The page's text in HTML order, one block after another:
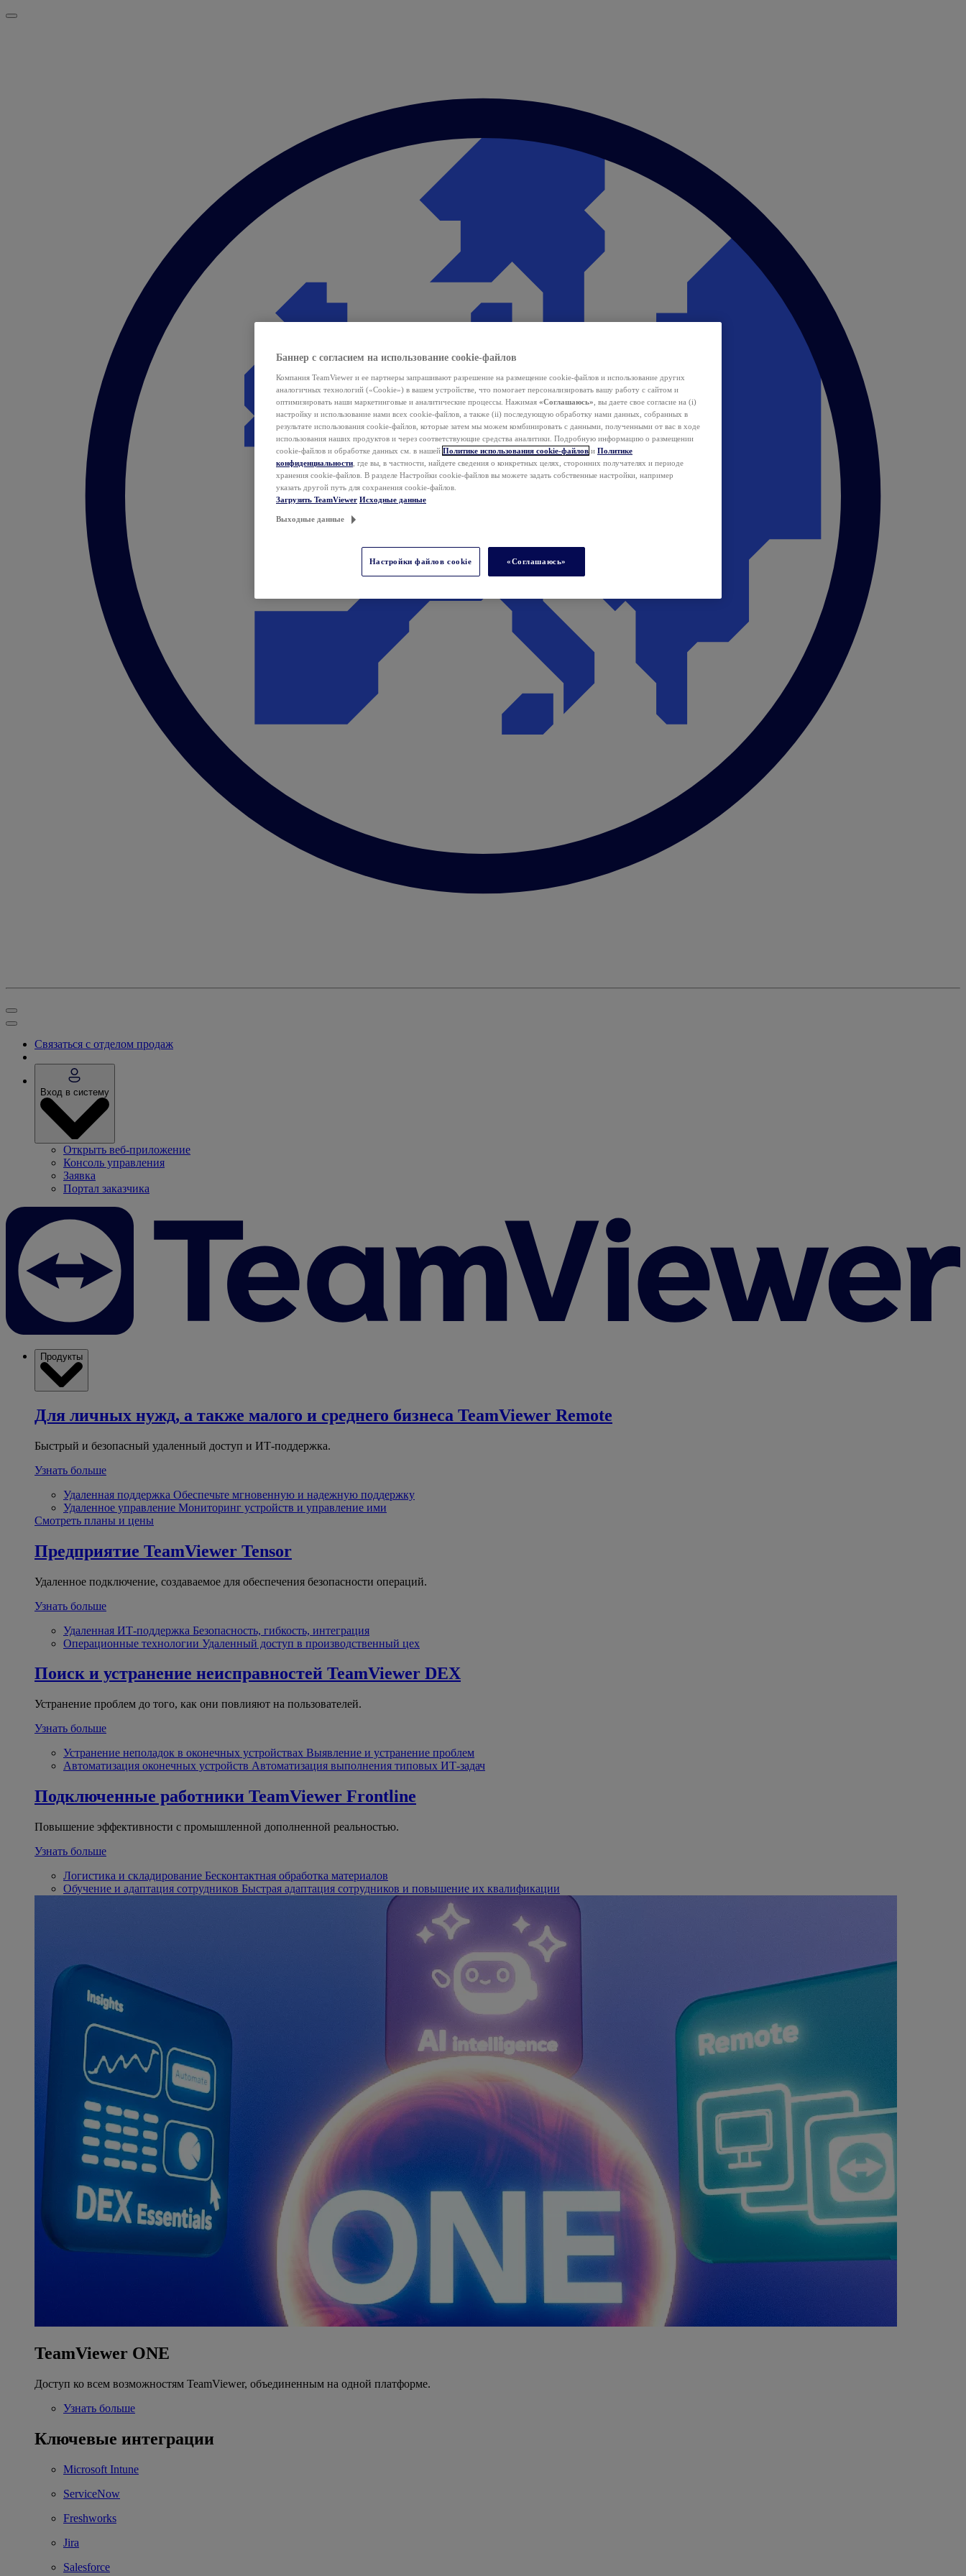
Связаться с отделом продаж
Вход в систему
Открыть веб-приложение
Консоль управления
Заявка
Портал заказчика
Продукты
Для личных нужд, а также малого и среднего бизнеса TeamViewer Remote
Быстрый и безопасный удаленный доступ и ИТ-поддержка.
Узнать больше
Удаленная поддержка Обеспечьте мгновенную и надежную поддержку
Удаленное управление Мониторинг устройств и управление ими
Смотреть планы и цены
Предприятие TeamViewer Tensor
Удаленное подключение, создаваемое для обеспечения безопасности операций.
Узнать больше
Удаленная ИТ-поддержка Безопасность, гибкость, интеграция
Операционные технологии Удаленный доступ в производственный цех
Поиск и устранение неисправностей TeamViewer DEX
Устранение проблем до того, как они повлияют на пользователей.
Узнать больше
Устранение неполадок в оконечных устройствах Выявление и устранение проблем
Автоматизация оконечных устройств Автоматизация выполнения типовых ИТ-задач
Подключенные работники TeamViewer Frontline
Повышение эффективности с промышленной дополненной реальностью.
Узнать больше
Логистика и складирование Бесконтактная обработка материалов
Обучение и адаптация сотрудников Быстрая адаптация сотрудников и повышение их квалификации
TeamViewer ONE
Доступ ко всем возможностям TeamViewer, объединенным на одной платформе.
Узнать больше
Ключевые интеграции
Microsoft Intune
ServiceNow
Freshworks
Jira
Salesforce
Баннер с согласием на использование cookie-файлов
Компания TeamViewer и ее партнеры запрашивают разрешение на размещение cookie-файлов и использование других
аналогичных технологий («Cookie») в вашем устройстве, что помогает персонализировать вашу работу с сайтом и
оптимизировать наши маркетинговые и аналитические процессы. Нажимая «Соглашаюсь» , вы даете свое согласие на (i)
настройку и использование нами всех cookie-файлов, а также (ii) последующую обработку нами данных, собранных в
результате использования cookie-файлов, которые затем мы можем комбинировать с данными, полученными от вас в ходе
использования наших продуктов и через соответствующие средства аналитики. Подробную информацию о размещении
cookie-файлов и обработке данных см. в нашей Политике использования cookie-файлов и Политике
конфиденциальности , где вы, в частности, найдете сведения о конкретных целях, сторонних получателях и периоде
хранения cookie-файлов. В разделе Настройки cookie-файлов вы можете задать собственные настройки, например
указать другой путь для сохранения cookie-файлов.
Загрузить TeamViewer Исходные данные
Выходные данные
Настройки файлов cookie «Соглашаюсь»